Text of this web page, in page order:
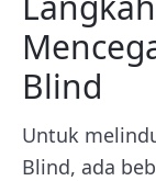
Blind
Untuk
Blind, ada